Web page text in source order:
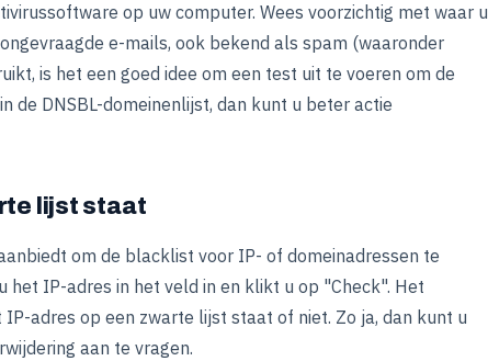
op uw computer. Wees voorzichtig met waar u
e-mails, ook bekend als spam (waaronder
is het een goed idee om een test uit te voeren om de
de DNSBL-domeinenlijst, dan kunt u beter actie
lijst staat
om de blacklist voor IP- of domeinadressen te
IP-adres in het veld in en klikt u op "Check". Het
adres op een zwarte lijst staat of niet. Zo ja, dan kunt u
aan te vragen.